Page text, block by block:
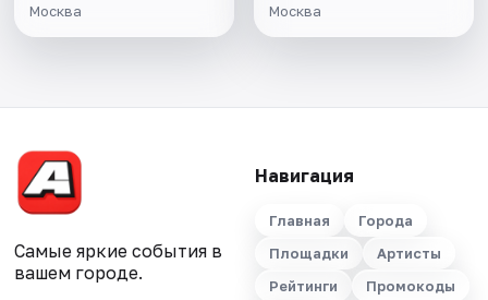
Москва Москва
Самые яркие события в
вашем городе.
Навигация
Главная
Города
Площадки
Артисты
Рейтинги
Промокоды